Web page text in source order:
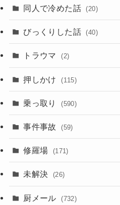
同人で冷めた話 (20)
びっくりした話 (40)
トラウマ (2)
押しかけ (115)
乗っ取り (590)
事件事故 (59)
修羅場 (171)
未解決 (26)
厨メール (732)